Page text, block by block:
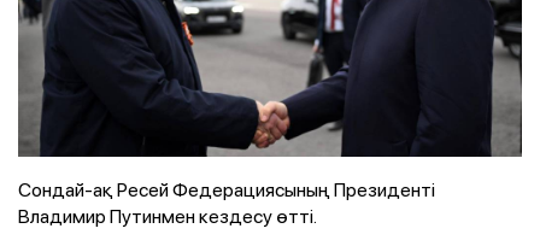
Сондай-ақ Ресей Федерациясының Президенті
Владимир Путинмен кездесу өтті.